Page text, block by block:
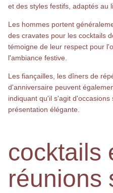
et des styles festifs, adaptés au
Les hommes portent
des cravates pour les cocktails
témoigne de leur respect pour
l'ambiance festive.
Les fiançailles, les dîners de
d'anniversaire peuvent
indiquant qu'il s'agit d'occasions
présentation élégante.
cocktails
réunions